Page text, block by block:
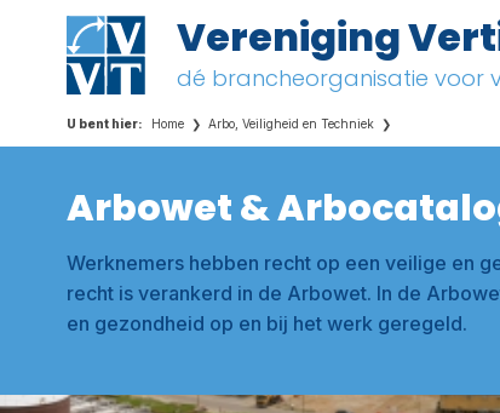
Vereniging
dé brancheorganisatie voor
Home Arbo, Veiligheid en Techniek
Arbowet &
Werknemers hebben recht op een veilige en
recht is verankerd in de Arbowet. In de
en gezondheid op en bij het werk geregeld.